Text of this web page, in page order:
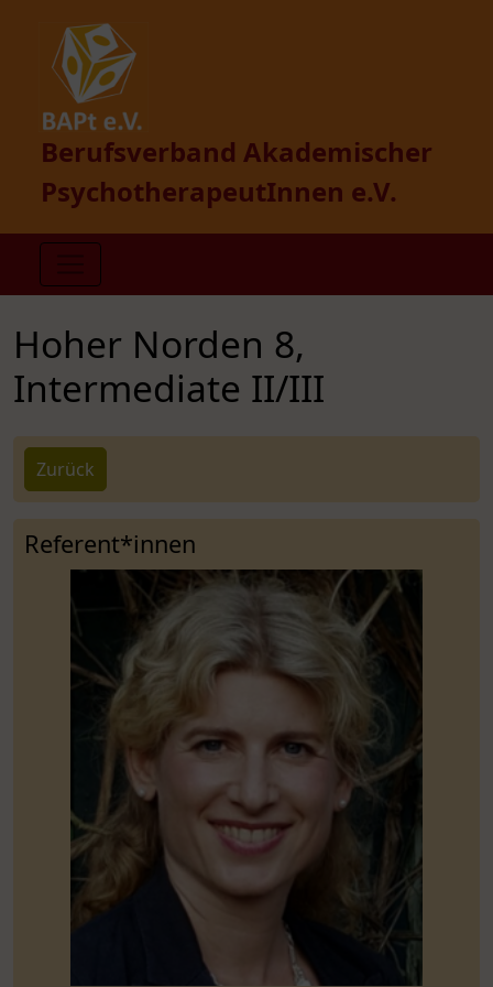
Berufsverband Akademischer
PsychotherapeutInnen e.V.
Hoher Norden 8,
Intermediate II/III
Zurück
Referent*innen